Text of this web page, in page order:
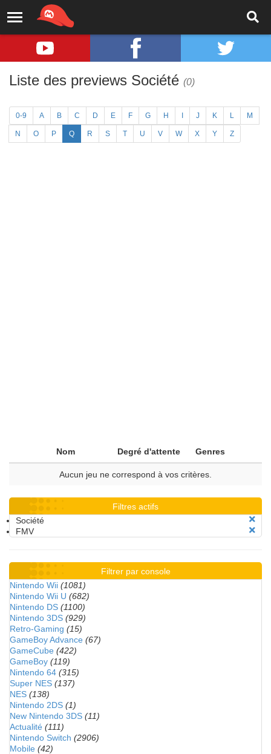
Liste des previews Société (0)
0-9 A B C D E F G H J K L M
N O P Q R S T U V W X Y Z
Nom Degré d'attente Genres
Aucun jeu ne correspond à vos critères.
Filtres actifs
Société
FMV
Filtrer par console
Nintendo Wii (1081)
Nintendo Wii U (682)
Nintendo DS (1100)
Nintendo 3DS (929)
Retro-Gaming (15)
GameBoy Advance (67)
GameCube (422)
GameBoy (119)
Nintendo 64 (315)
Super NES (137)
NES (138)
Nintendo 2DS (1)
New Nintendo 3DS (11)
Actualité (111)
Nintendo Switch (2906)
Mobile (42)